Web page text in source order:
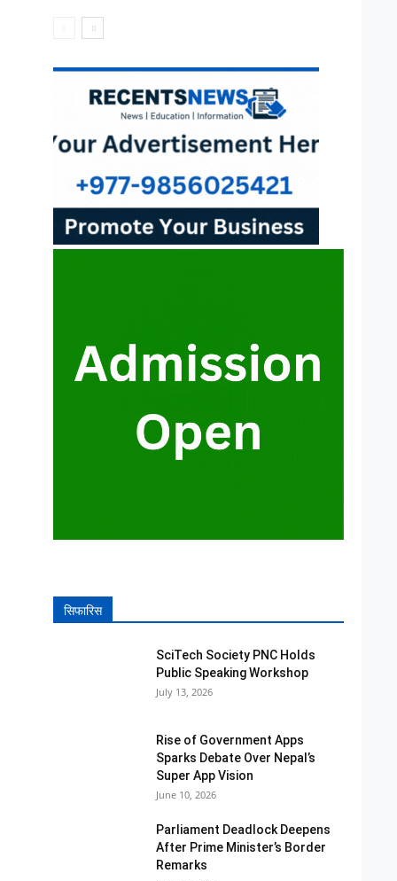
सिफारिस
SciTech Society PNC Holds
Public Speaking Workshop
July 13, 2026
Rise of Government Apps
Sparks Debate Over Nepal’s
Super App Vision
June 10, 2026
Parliament Deadlock Deepens
After Prime Minister’s Border
Remarks